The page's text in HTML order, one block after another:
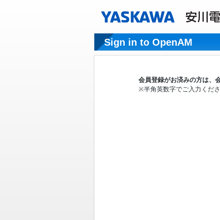
Sign in to OpenAM
会員登録がお済みの方は、
※半角英数字でご入力くださ